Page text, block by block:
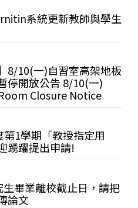
系統更新教師與學生
8/10(一)自習室高架地板
停開放公告 8/10(一)
Closure Notice
第1學期「教授指定用
踴躍提出申請!
生畢業離校截止日，請把
論文